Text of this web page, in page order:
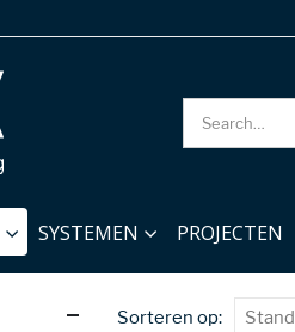
SYSTEMEN PROJECTEN
Sorteren op: